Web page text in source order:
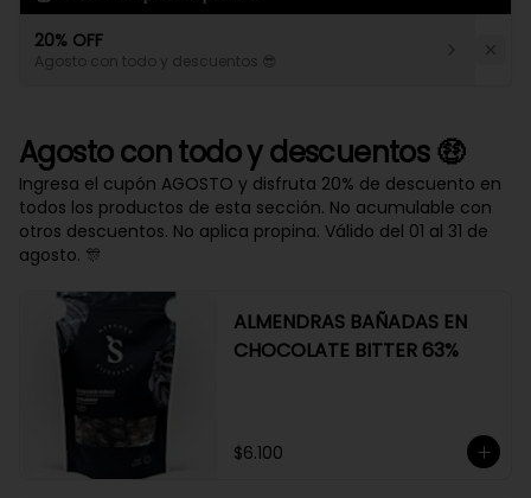
20% OFF
Agosto con todo y descuentos 😎
Agosto con todo y descuentos 🤑
Ingresa el cupón AGOSTO y disfruta 20% de descuento en
todos los productos de esta sección. No acumulable con
otros descuentos. No aplica propina. Válido del 01 al 31 de
agosto. 🎊
ALMENDRAS BAÑADAS EN
CHOCOLATE BITTER 63%
$6.100